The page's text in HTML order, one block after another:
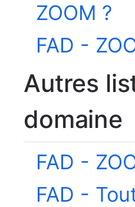
ZOOM ?
FAD -
Autres
domaine
FAD -
FAD -